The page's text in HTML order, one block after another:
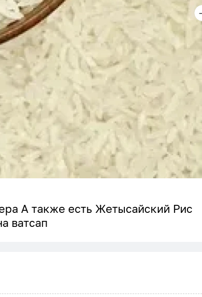
А также есть Жетысайский Рис
ватсап